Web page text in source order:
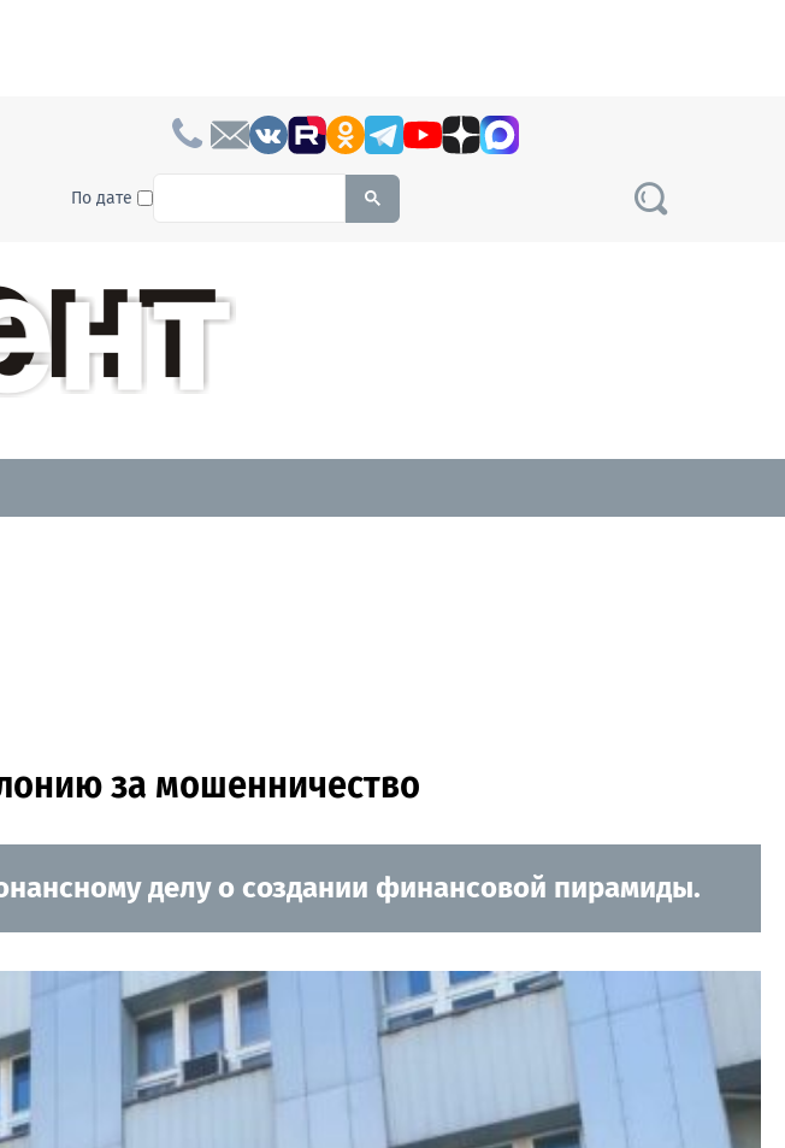
По дате To search this site, enter a search term
за мошенничество
делу о создании финансовой пирамиды.